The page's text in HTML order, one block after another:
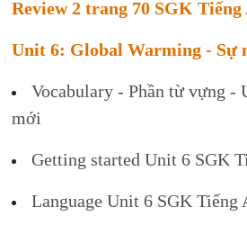
Review 2 trang 70 SGK Tiếng
Unit 6: Global Warming - Sự
Vocabulary - Phần từ vựng -
mới
Getting started Unit 6 SGK
Language Unit 6 SGK Tiếng